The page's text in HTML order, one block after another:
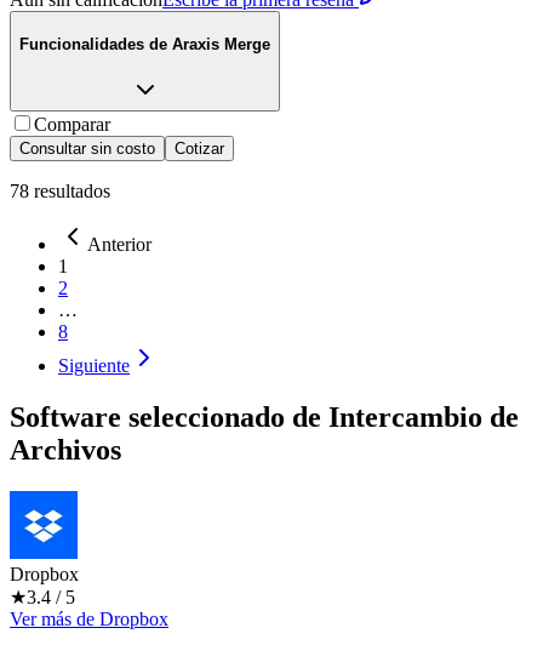
Funcionalidades de Araxis Merge
Comparar
Consultar sin costo Cotizar
78 resultados
Anterior
1
2
…
8
Siguiente
Software seleccionado de Intercambio de
Archivos
Dropbox
★3.4 / 5
Ver más de Dropbox